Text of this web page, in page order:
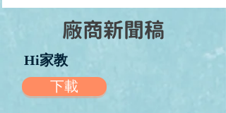
廠商新聞稿
Hi家教
下載